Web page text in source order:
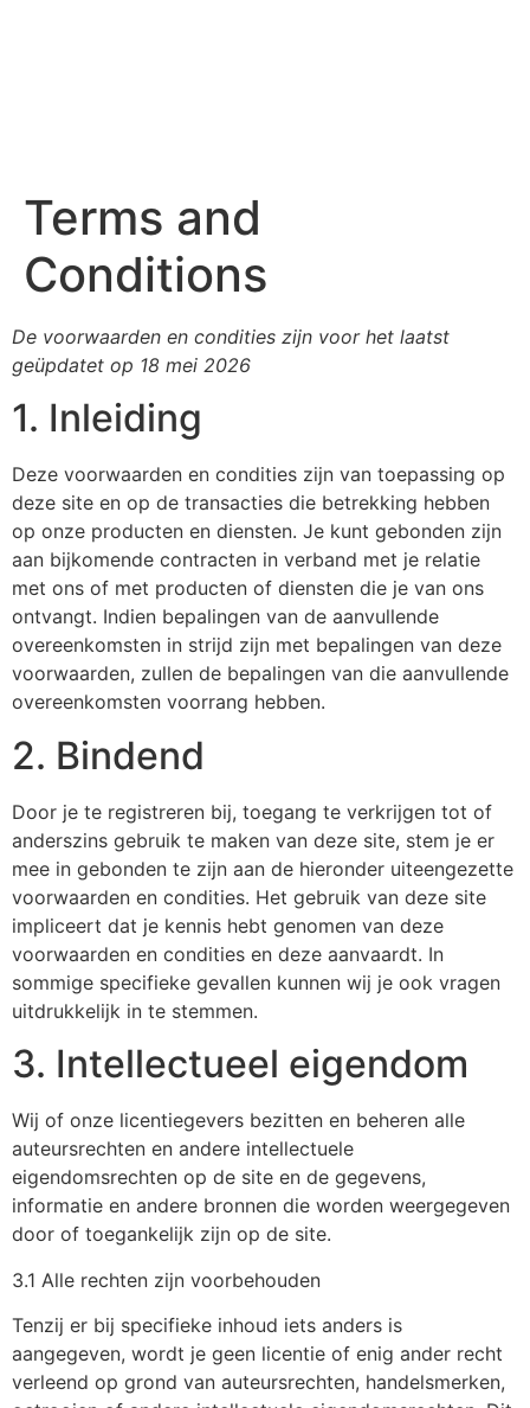
Terms and
Conditions
De voorwaarden en condities zijn voor het laatst
geüpdatet op 18 mei 2026
1. Inleiding
Deze voorwaarden en condities zijn van toepassing op
deze site en op de transacties die betrekking hebben
op onze producten en diensten. Je kunt gebonden zijn
aan bijkomende contracten in verband met je relatie
met ons of met producten of diensten die je van ons
ontvangt. Indien bepalingen van de aanvullende
overeenkomsten in strijd zijn met bepalingen van deze
voorwaarden, zullen de bepalingen van die aanvullende
overeenkomsten voorrang hebben.
2. Bindend
Door je te registreren bij, toegang te verkrijgen tot of
anderszins gebruik te maken van deze site, stem je er
mee in gebonden te zijn aan de hieronder uiteengezette
voorwaarden en condities. Het gebruik van deze site
impliceert dat je kennis hebt genomen van deze
voorwaarden en condities en deze aanvaardt. In
sommige specifieke gevallen kunnen wij je ook vragen
uitdrukkelijk in te stemmen.
3. Intellectueel eigendom
Wij of onze licentiegevers bezitten en beheren alle
auteursrechten en andere intellectuele
eigendomsrechten op de site en de gegevens,
informatie en andere bronnen die worden weergegeven
door of toegankelijk zijn op de site.
3.1 Alle rechten zijn voorbehouden
Tenzij er bij specifieke inhoud iets anders is
aangegeven, wordt je geen licentie of enig ander recht
verleend op grond van auteursrechten, handelsmerken,